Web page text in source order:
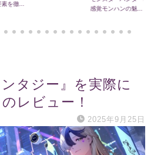
を徹...
感覚モンハンの魅...
タジー』を実際に
レビュー！
2025年9月25日